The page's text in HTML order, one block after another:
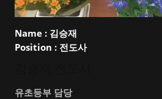
Name : 김승재
Position : 전도사
유초등부 담당